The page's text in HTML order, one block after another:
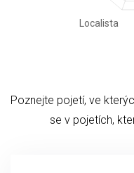
Poznejte pojetí, ve
se v pojetích,